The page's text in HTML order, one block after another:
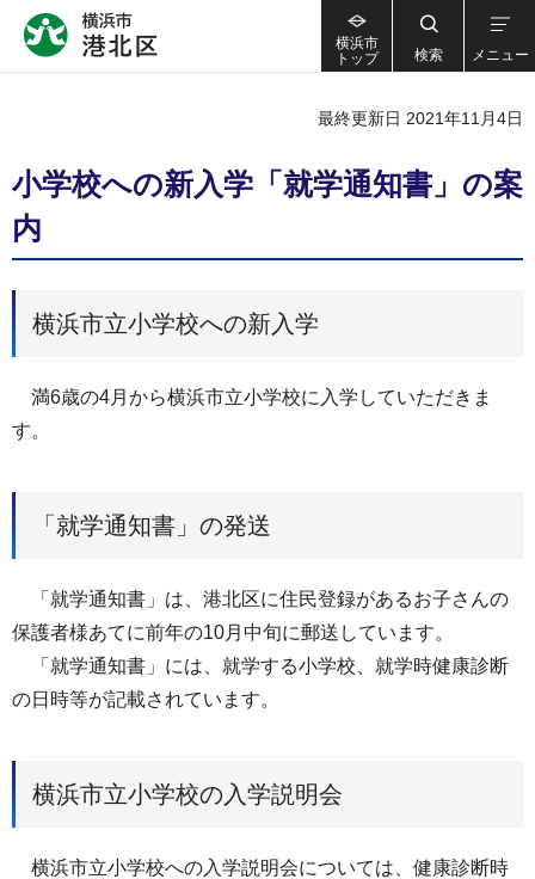
横浜市
トップ
検索 メニュー
最終更新日 2021年11月4日
小学校への新入学「就学通知書」の案
内
横浜市立小学校への新入学
満6歳の4月から横浜市立小学校に入学していただきま
す。
「就学通知書」の発送
「就学通知書」は、港北区に住⺠登録があるお⼦さんの
保護者様あてに前年の10⽉中旬に郵送しています。
「就学通知書」には、就学する小学校、就学時健康診断
の日時等が記載されています。
横浜市⽴小学校の⼊学説明会
横浜市立小学校への入学説明会については、健康診断時